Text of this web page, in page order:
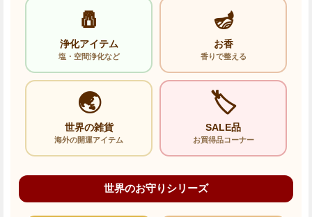
🧂
浄化アイテム
塩・空間浄化など
🪔
お香
香りで整える
🌏
世界の雑貨
海外の開運アイテム
🏷️
SALE品
お買得品コーナー
世界のお守りシリーズ